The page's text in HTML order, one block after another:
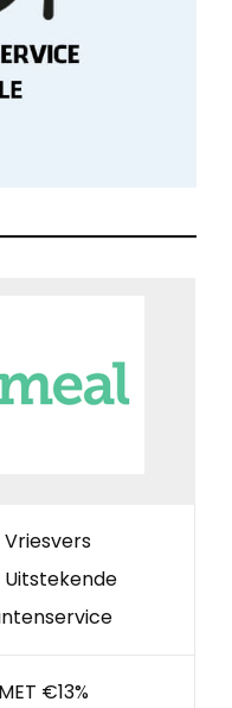
Vriesvers
Uitstekende
€13%